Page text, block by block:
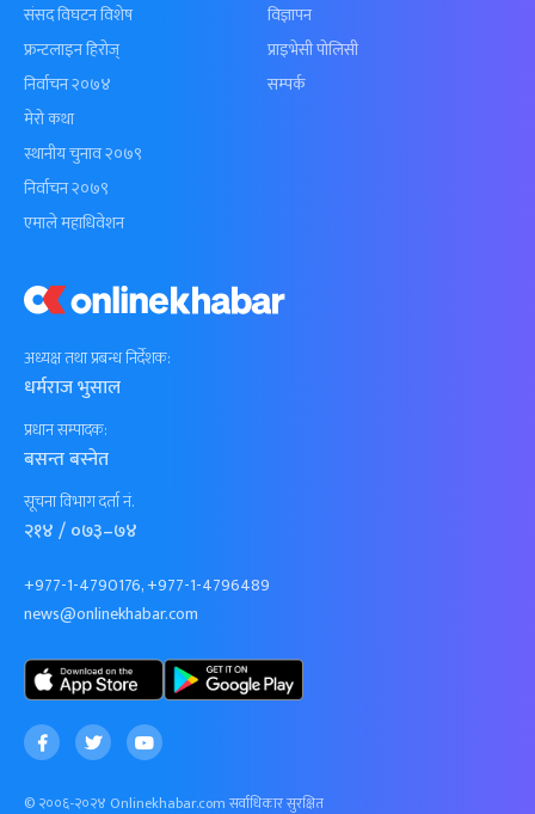
अध्यक्ष तथा प्रबन्ध निर्देशक:
धर्मराज भुसाल
प्रधान सम्पादक:
बसन्त बस्नेत
सूचना विभाग दर्ता नं.
२१४ / ०७३–७४
+977-1-4790176, +977-1-4796489
news@onlinekhabar.com
© २००६-२०२४ Onlinekhabar.com सर्वाधिकार सुरक्षित
संसद विघटन विशेष
फ्रन्टलाइन हिरोज्
निर्वाचन २०७४
मेरो कथा
स्थानीय चुनाव २०७९
निर्वाचन २०७९
एमाले महाधिवेशन
विज्ञापन
प्राइभेसी पोलिसी
सम्पर्क